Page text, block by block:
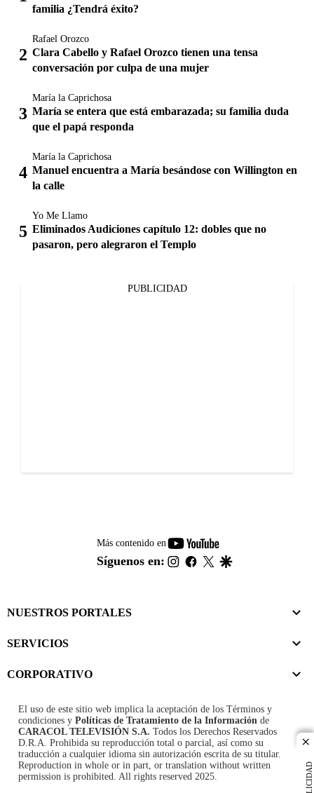
familia ¿Tendrá éxito?
Rafael Orozco
Clara Cabello y Rafael Orozco tienen una tensa
conversación por culpa de una mujer
María la Caprichosa
María se entera que está embarazada; su familia duda
que el papá responda
María la Caprichosa
Manuel encuentra a María besándose con Willington en
la calle
Yo Me Llamo
Eliminados Audiciones capítulo 12: dobles que no
pasaron, pero alegraron el Templo
PUBLICIDAD
Más contenido en
youtube-
footer
Síguenos en: instagram
facebook
twitter
NUESTROS PORTALES
SERVICIOS
CORPORATIVO
El uso de este sitio web implica la aceptación de los Términos y
condiciones y Políticas de Tratamiento de la Información de
CARACOL TELEVISIÓN S.A. Todos los Derechos Reservados
D.R.A. Prohibida su reproducción total o parcial, así como su
traducción a cualquier idioma sin autorización escrita de su titular.
Reproduction in whole or in part, or translation without written
permission is prohibited. All rights reserved 2025.